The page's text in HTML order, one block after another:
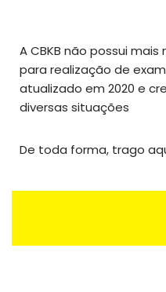
A CBKB não possui
para realização de
atualizado em 2020 e
diversas situações
De toda forma, trago